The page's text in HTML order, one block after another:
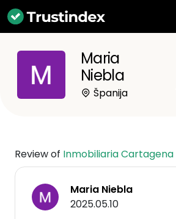
Maria
Niebla
Španija
Review of Inmobiliaria Cartagena
Maria Niebla
2025.05.10